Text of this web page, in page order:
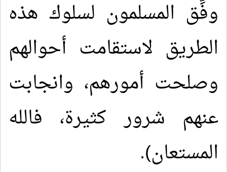
وفِّق المسلمون لسلوك هذه
الطريق لاستقامت أحوالهم
وصلحت أمورهم، وانجابت
عنهم شرور كثيرة، فالله
المستعان).